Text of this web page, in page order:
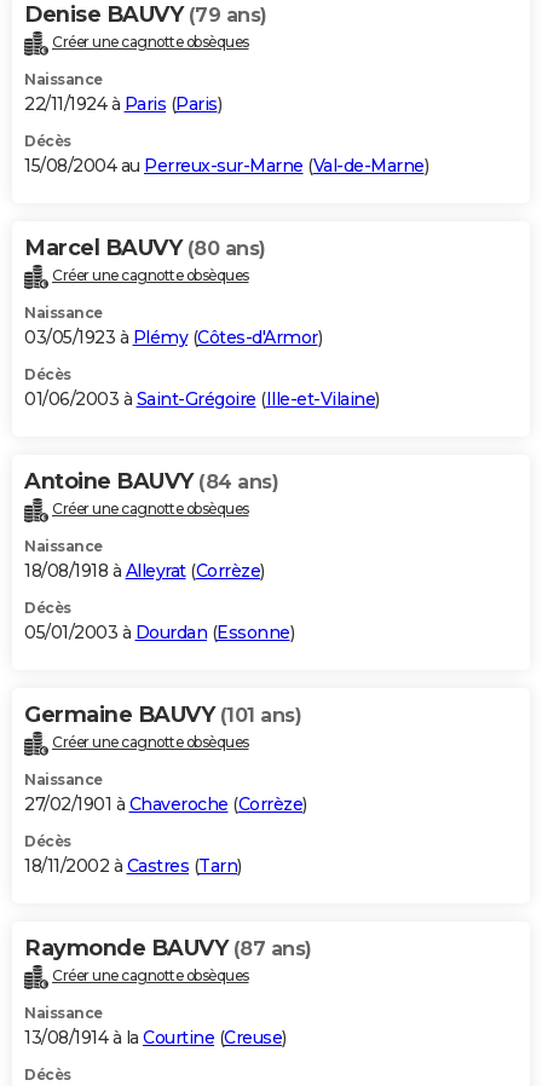
Denise BAUVY (79 ans)
Créer une cagnotte obsèques
Naissance
22/11/1924 à Paris (Paris)
Décès
15/08/2004 au Perreux-sur-Marne (Val-de-Marne)
Marcel BAUVY (80 ans)
Créer une cagnotte obsèques
Naissance
03/05/1923 à Plémy(Côtes-d'Armor)
Décès
01/06/2003 à Saint-Grégoire (Ille-et-Vilaine)
Antoine BAUVY (84 ans)
Créer une cagnotte obsèques
Naissance
18/08/1918 à Alleyrat(Corrèze)
Décès
05/01/2003 à Dourdan (Essonne)
Germaine BAUVY (101 ans)
Créer une cagnotte obsèques
Naissance
27/02/1901 à Chaveroche (Corrèze)
Décès
18/11/2002 à Castres (Tarn)
Raymonde BAUVY (87 ans)
Créer une cagnotte obsèques
Naissance
13/08/1914 à la Courtine (Creuse)
Décès